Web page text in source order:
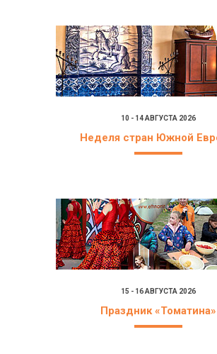
10 - 14 АВГУСТА 2026
Неделя стран Южной
15 - 16 АВГУСТА 2026
Праздник «Томатина»